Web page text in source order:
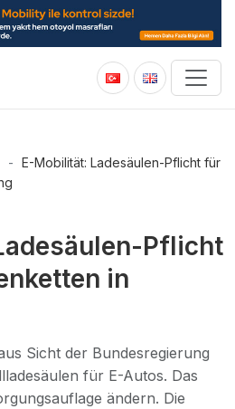
- E-Mobilität: Ladesäulen-Pflicht für
Pflicht
in
Sicht der Bundesregierung
für E-Autos. Das
ändern. Die